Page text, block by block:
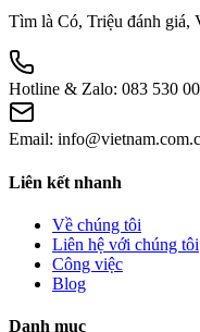
Tìm là Có, Triệu đánh giá,
Hotline & Zalo: 083 530
Email:
Liên kết nhanh
Về chúng tôi
Liên hệ với chúng tôi
Công việc
Blog
Danh mục